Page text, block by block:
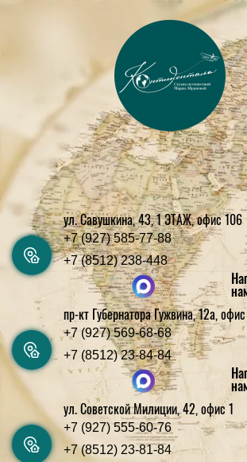
ул. Савушкина, 43, 1 ЭТАЖ, офис 106
+7 (927) 585-77-88
+7 (8512) 238-448
пр-кт Губернатора Гужвина, 12а,
+7 (927) 569-68-68
+7 (8512) 23-84-84
ул. Советской Милиции, 42, офис 1
+7 (927) 555-60-76
+7 (8512) 23-81-84